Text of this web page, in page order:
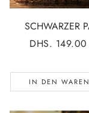
SCHWARZER
NORMALER
DHS.
IN DEN